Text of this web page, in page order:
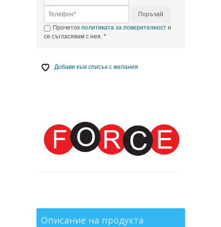
Поръчай
Прочетох политиката за поверителности
се съгласявам с нея.
Добави към списък с желания
Описание на продукта